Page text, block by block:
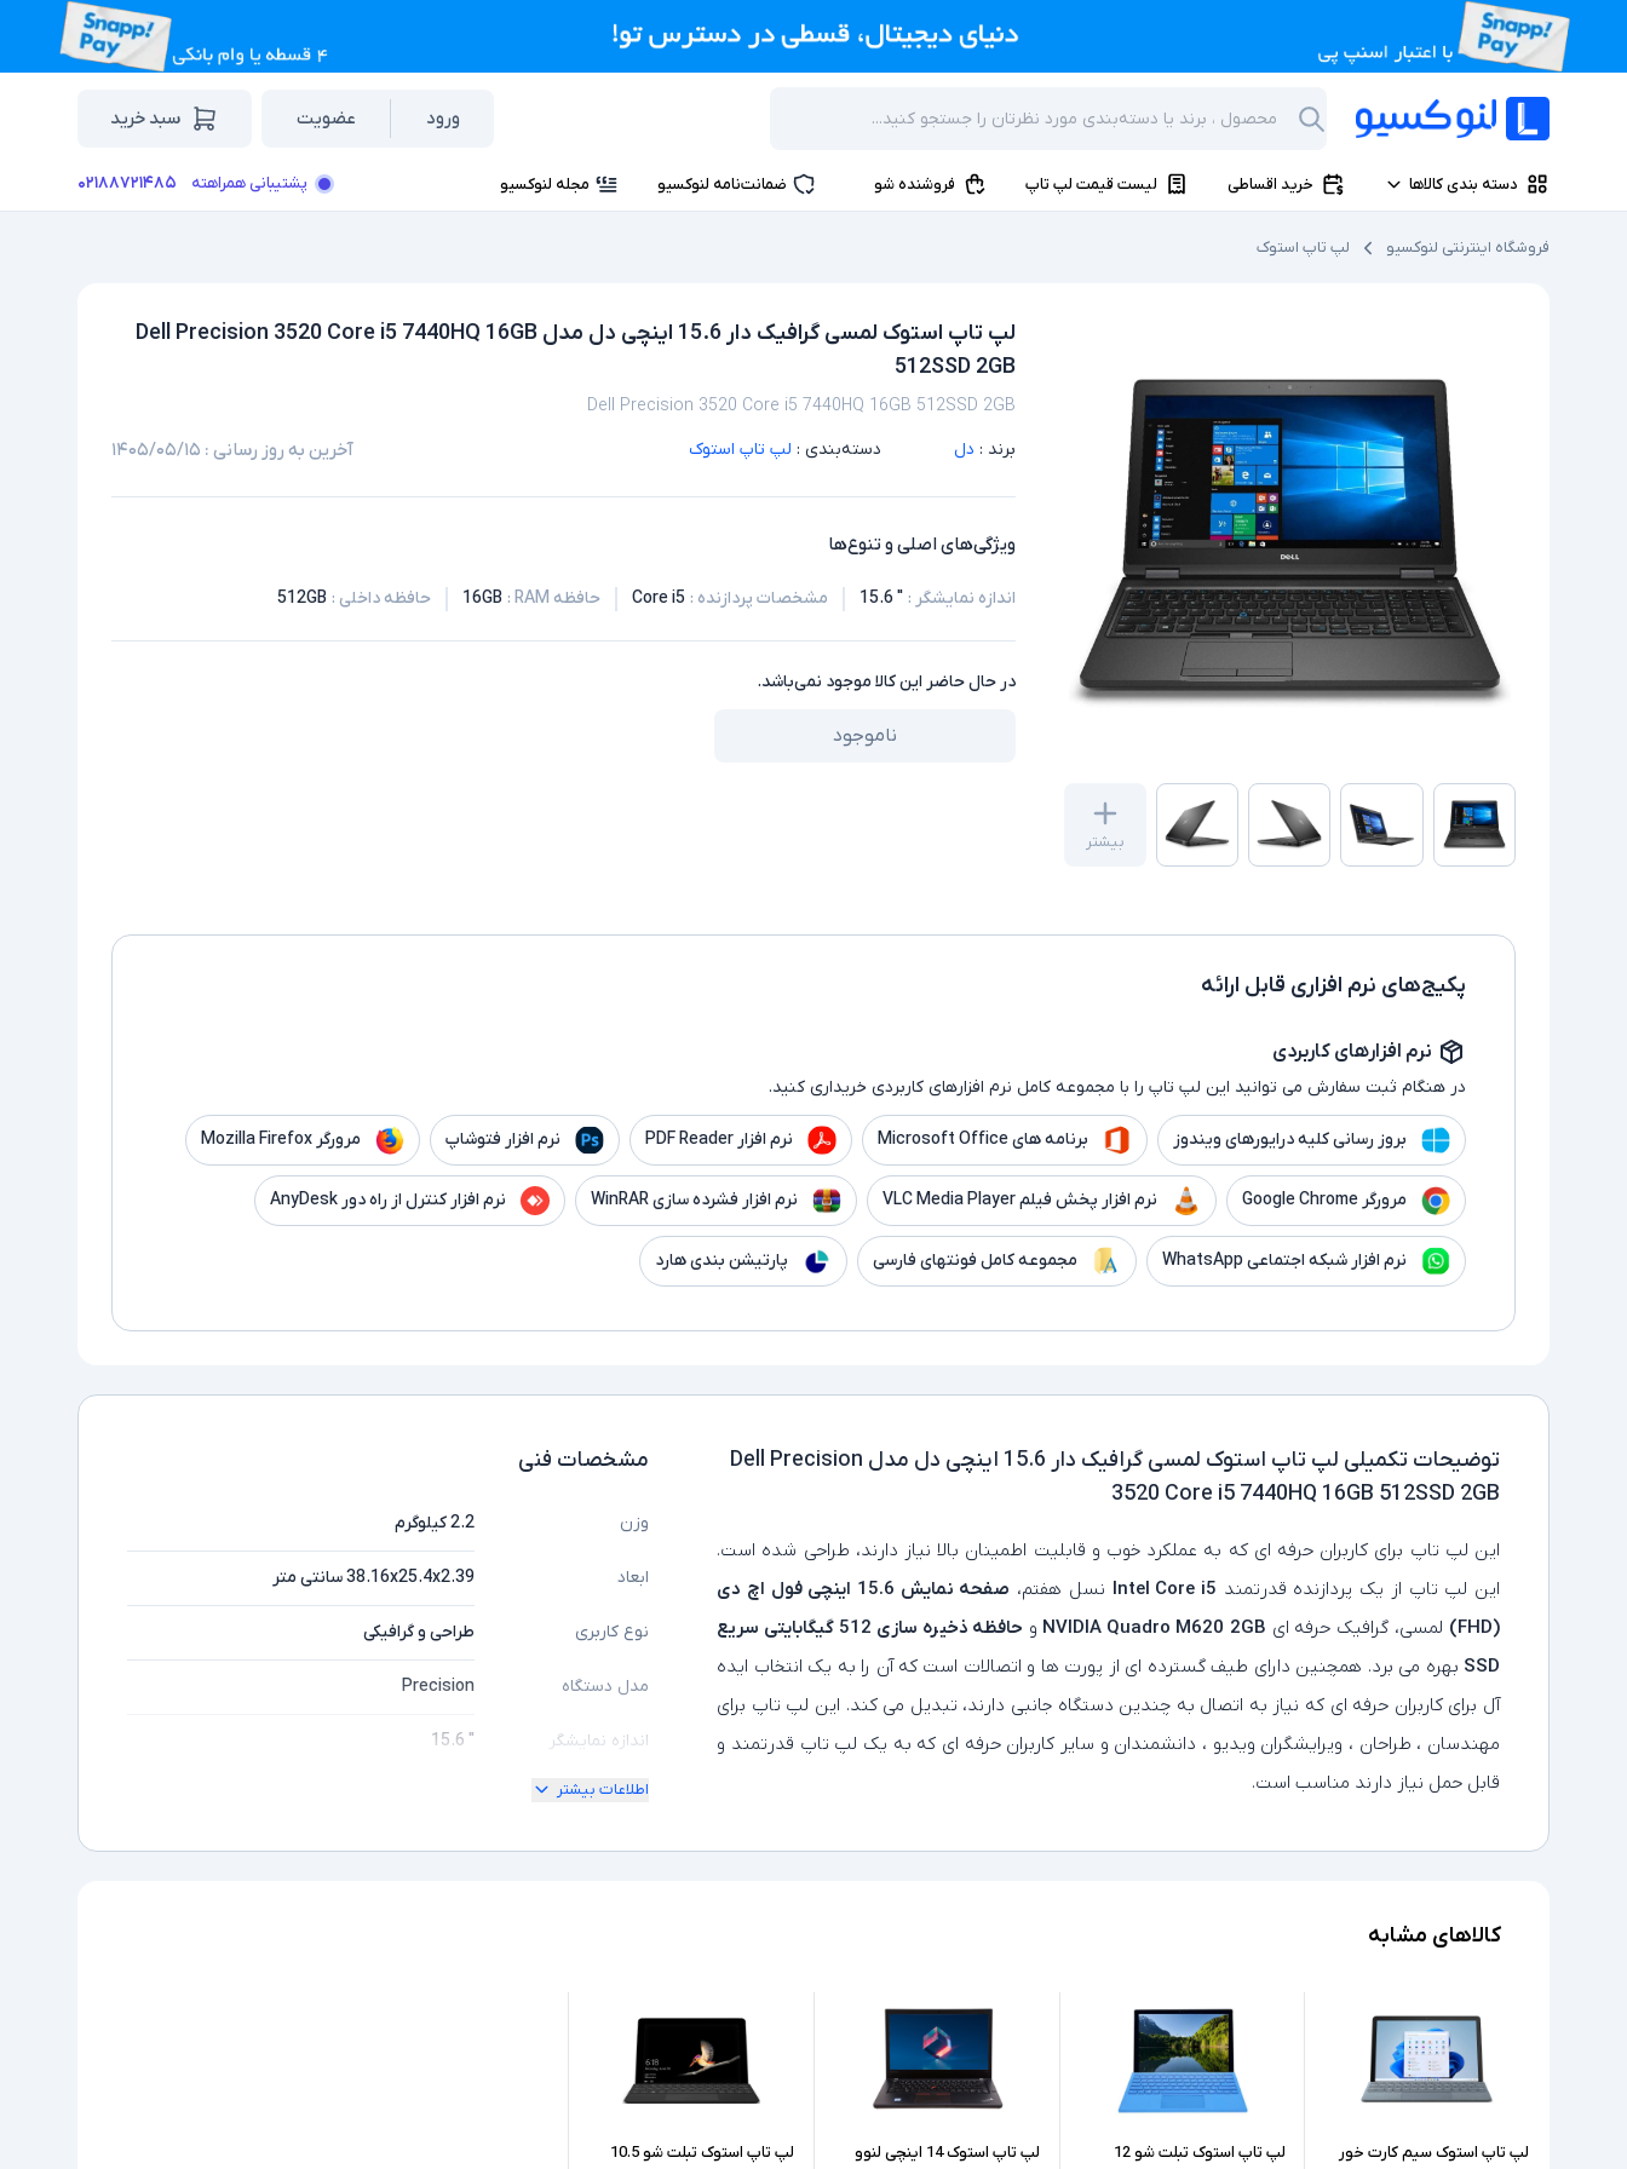
ورود عضویت سبد خرید
دسته بندی کالاها خرید اقساطی لیست قیمت لپ تاپ فروشنده شو ضمانت‌نامه لنوکسیو مجله لنوکسیو پشتیبانی همراهته ۰۲۱۸۸۷۲۱۴۸۵
فروشگاه اینترنتی لنوکسیو لپ تاپ استوک
بیشتر
لپ تاپ استوک لمسی گرافیک دار 15.6 اینچی دل مدل Dell Precision 3520 Core i5 7440HQ 16GB
512SSD 2GB
Dell Precision 3520 Core i5 7440HQ 16GB 512SSD 2GB
برند : دل دسته‌بندی : لپ تاپ استوک آخرین به روز رسانی : ۱۴۰۵/۰۵/۱۵
ویژگی‌های اصلی و تنوع‌ها
اندازه نمایشگر :
" 15.6 مشخصات پردازنده :
Core i5 حافظه RAM :
16GB حافظه داخلی :
512GB
در حال حاضر این کالا موجود نمی‌باشد.
ناموجود
پکیج‌های نرم افزاری قابل ارائه
نرم افزارهای کاربردی
در هنگام ثبت سفارش می توانید این لپ تاپ را با مجموعه کامل نرم افزارهای کاربردی خریداری کنید.
بروز رسانی کلیه درایورهای ویندوز برنامه های Microsoft Office نرم افزار PDF Reader نرم افزار فتوشاپ مرورگر Mozilla Firefox
مرورگر Google Chrome نرم افزار پخش فیلم VLC Media Player نرم افزار فشرده سازی WinRAR نرم افزار کنترل از راه دور AnyDesk
نرم افزار شبکه اجتماعی WhatsApp مجموعه کامل فونتهای فارسی پارتیشن بندی هارد
توضیحات تکمیلی
لپ تاپ استوک لمسی گرافیک دار 15.6 اینچی دل مدل Dell Precision
3520 Core i5 7440HQ 16GB 512SSD 2GB
این لپ تاپ برای کاربران حرفه ای که به عملکرد خوب و قابلیت اطمینان بالا نیاز دارند، طراحی شده است.
این لپ تاپ از یک پردازنده قدرتمند Intel Core i5 نسل هفتم،
صفحه نمایش 15.6 اینچی فول اچ دی
(FHD)
لمسی، گرافیک حرفه ای NVIDIA Quadro M620 2GB و
حافظه ذخیره سازی 512 گیگابایتی سریع
SSD بهره می برد. همچنین دارای طیف گسترده ای از پورت ها و اتصالات است که آن را به یک انتخاب ایده
آل برای کاربران حرفه ای که نیاز به اتصال به چندین دستگاه جانبی دارند، تبدیل می کند. این لپ تاپ برای
مهندسان ، طراحان ، ویرایشگران ویدیو ، دانشمندان و سایر کاربران حرفه ای که به یک لپ تاپ قدرتمند و
قابل حمل نیاز دارند مناسب است.
مشخصات فنی
وزن 2.2 کیلوگرم
ابعاد 38.16x25.4x2.39 سانتی متر
نوع کاربری طراحی و گرافیکی
مدل دستگاه Precision
اندازه نمایشگر " 15.6
امکان چرخش
کیفیت تصویر نمایشگر Full HD
نسل پردازنده
حافظه RAM
اطلاعات بیشتر
کالاهای مشابه
لپ تاپ استوک سیم کارت خور
لپ تاپ استوک تبلت شو 12
لپ تاپ استوک 14 اینچی لنوو
لپ تاپ استوک تبلت شو 10.5